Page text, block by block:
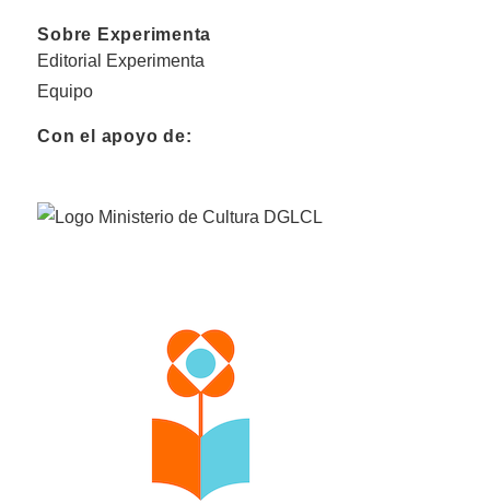
Sobre Experimenta
Editorial Experimenta
Equipo
Con el apoyo de: